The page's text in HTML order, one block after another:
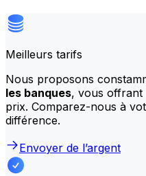
Meilleurs tarifs
Nous proposons
les banques, vous offrant
prix. Comparez-nous à
différence.
Envoyer de l’argent